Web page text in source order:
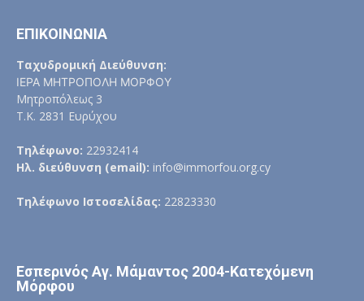
ΕΠΙΚΟΙΝΩΝΙΑ
Ταχυδρομική Διεύθυνση:
ΙΕΡΑ ΜΗΤΡΟΠΟΛΗ ΜΟΡΦΟΥ
Μητροπόλεως 3
Τ.Κ. 2831 Ευρύχου
Τηλέφωνο: 22932414
Ηλ. διεύθυνση (email): info@immorfou.org.cy
Τηλέφωνο Ιστοσελίδας: 22823330
Εσπερινός Αγ. Μάμαντος 2004-Κατεχόμενη
Μόρφου